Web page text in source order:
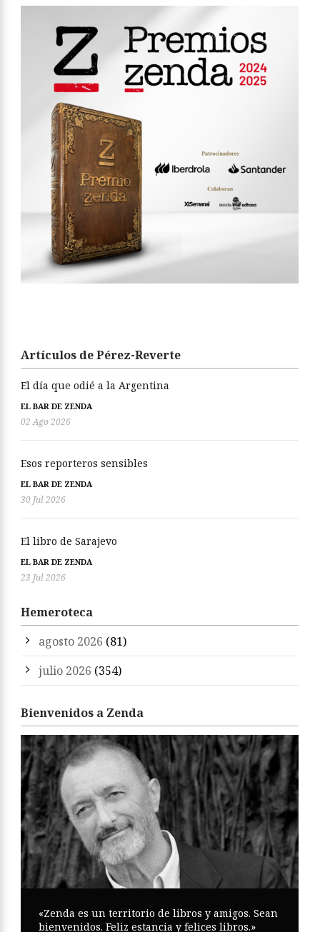
Artículos de Pérez-Reverte
El día que odié a la Argentina
EL BAR DE ZENDA
02 Ago 2026
Esos reporteros sensibles
EL BAR DE ZENDA
30 Jul 2026
El libro de Sarajevo
EL BAR DE ZENDA
23 Jul 2026
Hemeroteca
agosto 2026 (81)
julio 2026 (354)
Bienvenidos a Zenda
«Zenda es un territorio de libros y amigos. Sean
bienvenidos. Feliz estancia y felices libros.»